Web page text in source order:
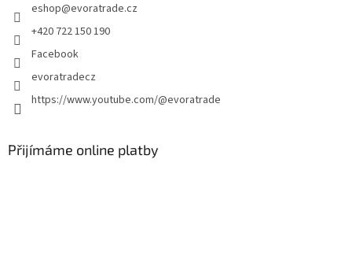
eshop@evoratrade.cz
+420 722 150 190
Facebook
evoratradecz
https://www.youtube.com/@evoratrade
Přijímáme online platby